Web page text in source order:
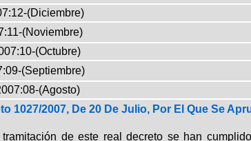
(Diciembre)
(Noviembre)
(Octubre)
(Septiembre)
(Agosto)
1027/2007, De 20 De Julio, Por El Que Se
de este real decreto se han